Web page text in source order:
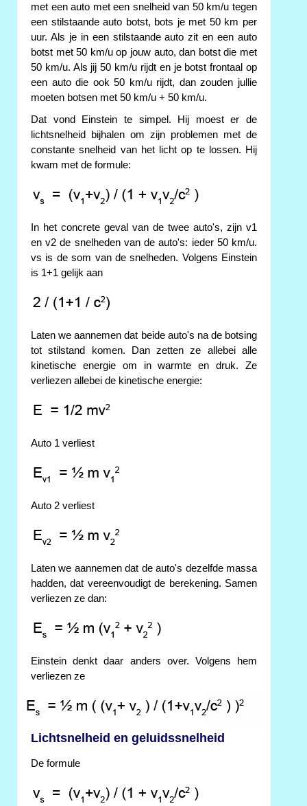
met een auto met een snelheid van 50 km/u tegen
een stilstaande auto botst, bots je met 50 km per
uur. Als je in een stilstaande auto zit en een auto
botst met 50 km/u op jouw auto, dan botst die met
50 km/u. Als jij 50 km/u rijdt en je botst frontaal op
een auto die ook 50 km/u rijdt, dan zouden jullie
moeten botsen met 50 km/u + 50 km/u.
Dat vond Einstein te simpel. Hij moest er de
lichtsnelheid bijhalen om zijn problemen met de
constante snelheid van het licht op te lossen. Hij
kwam met de formule:
In het concrete geval van de twee auto's, zijn v1
en v2 de snelheden van de auto's: ieder 50 km/u.
vs is de som van de snelheden. Volgens Einstein
is 1+1 gelijk aan
Laten we aannemen dat beide auto's na de botsing
tot stilstand komen. Dan zetten ze allebei alle
kinetische energie om in warmte en druk. Ze
verliezen allebei de kinetische energie:
Auto 1 verliest
Auto 2 verliest
Laten we aannemen dat de auto's dezelfde massa
hadden, dat vereenvoudigt de berekening. Samen
verliezen ze dan:
Einstein denkt daar anders over. Volgens hem
verliezen ze
Lichtsnelheid en geluidssnelheid
De formule